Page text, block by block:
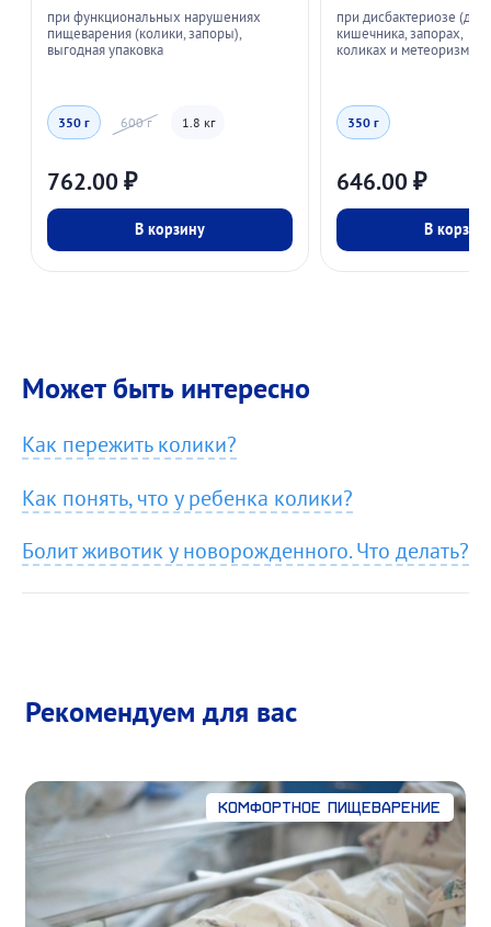
при функциональных нарушениях
пищеварения (колики, запоры),
выгодная упаковка
350 г 600 г 1.8 кг
762.00₽
В корзину
при дисбактериозе
кишечника, запорах,
коликах и метеоризме
350 г
646.00₽
В
Может быть интересно
Как пережить колики?
Как понять, что у ребенка колики?
Болит животик у новорожденного. Что делать?
Рекомендуем для вас
Комфортное пищеварение